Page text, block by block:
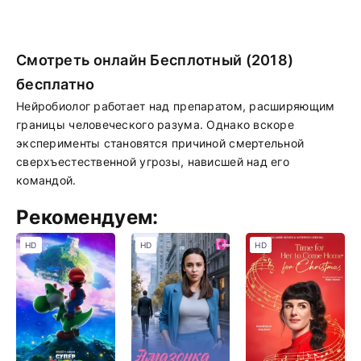
Смотреть онлайн Бесплотный (2018)
бесплатно
Нейробиолог работает над препаратом, расширяющим
границы человеческого разума. Однако вскоре
эксперименты становятся причиной смертельной
сверхъестественной угрозы, нависшей над его
командой.
Рекомендуем:
HD HD HD